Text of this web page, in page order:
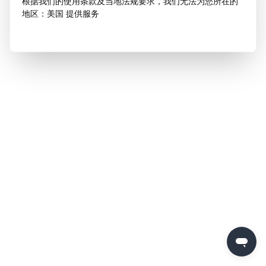
地区：美国 提供服务